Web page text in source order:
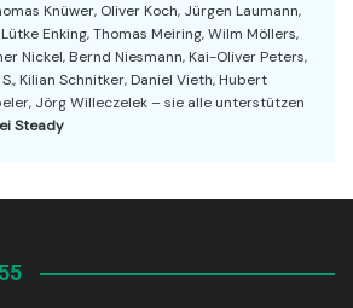
Knüwer, Oliver Koch, Jürgen Laumann,
Enking, Thomas Meiring, Wilm Möllers,
Nickel, Bernd Niesmann, Kai-Oliver Peters,
Kilian Schnitker, Daniel Vieth, Hubert
Jörg Willeczelek – sie alle unterstützen
Steady